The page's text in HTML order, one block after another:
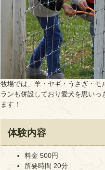
牧場では、羊・ヤギ・うさぎ・モ
ランも併設しており愛犬を思い
ます！
体験内容
料金 500円
所要時間 20分